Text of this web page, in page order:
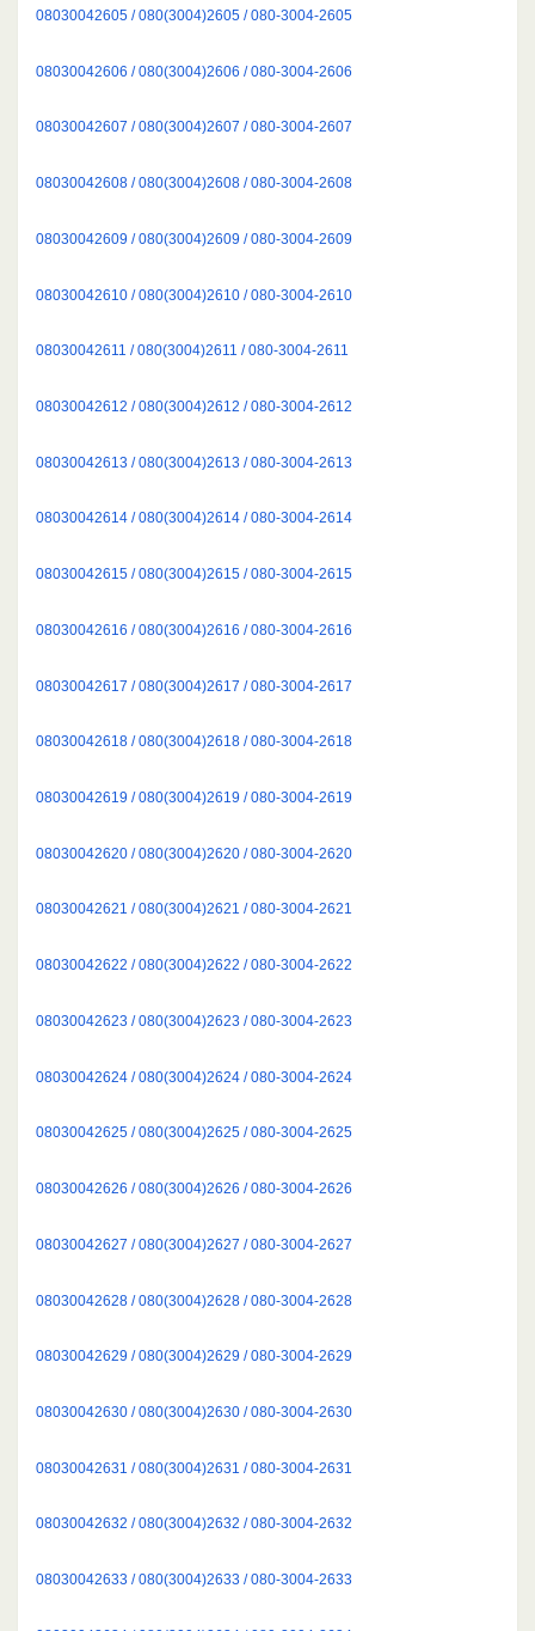
08030042605 / 080(3004)2605 / 080-3004-2605
08030042606 / 080(3004)2606 / 080-3004-2606
08030042607 / 080(3004)2607 / 080-3004-2607
08030042608 / 080(3004)2608 / 080-3004-2608
08030042609 / 080(3004)2609 / 080-3004-2609
08030042610 / 080(3004)2610 / 080-3004-2610
08030042611 / 080(3004)2611 / 080-3004-2611
08030042612 / 080(3004)2612 / 080-3004-2612
08030042613 / 080(3004)2613 / 080-3004-2613
08030042614 / 080(3004)2614 / 080-3004-2614
08030042615 / 080(3004)2615 / 080-3004-2615
08030042616 / 080(3004)2616 / 080-3004-2616
08030042617 / 080(3004)2617 / 080-3004-2617
08030042618 / 080(3004)2618 / 080-3004-2618
08030042619 / 080(3004)2619 / 080-3004-2619
08030042620 / 080(3004)2620 / 080-3004-2620
08030042621 / 080(3004)2621 / 080-3004-2621
08030042622 / 080(3004)2622 / 080-3004-2622
08030042623 / 080(3004)2623 / 080-3004-2623
08030042624 / 080(3004)2624 / 080-3004-2624
08030042625 / 080(3004)2625 / 080-3004-2625
08030042626 / 080(3004)2626 / 080-3004-2626
08030042627 / 080(3004)2627 / 080-3004-2627
08030042628 / 080(3004)2628 / 080-3004-2628
08030042629 / 080(3004)2629 / 080-3004-2629
08030042630 / 080(3004)2630 / 080-3004-2630
08030042631 / 080(3004)2631 / 080-3004-2631
08030042632 / 080(3004)2632 / 080-3004-2632
08030042633 / 080(3004)2633 / 080-3004-2633